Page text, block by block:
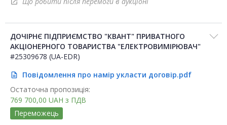
open_in_new
ДОЧІРНЄ ПІДПРИЄМСТВО "КВАНТ" ПРИВАТНОГО
АКЦІОНЕРНОГО ТОВАРИСТВА "ЕЛЕКТРОВИМІРЮВАЧ"
#25309678 (UA-EDR)
description
Повідомлення про намір укласти договір.pdf
Остаточна пропозиція:
769 700,00 UAH з ПДВ
Переможець